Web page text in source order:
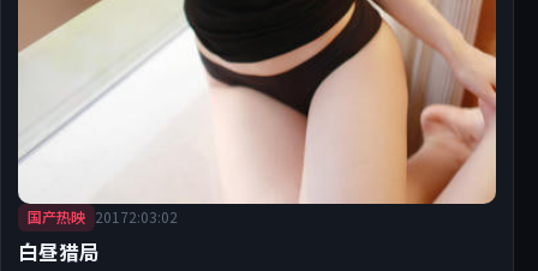
国产热映 20172:03:02
白昼猎局